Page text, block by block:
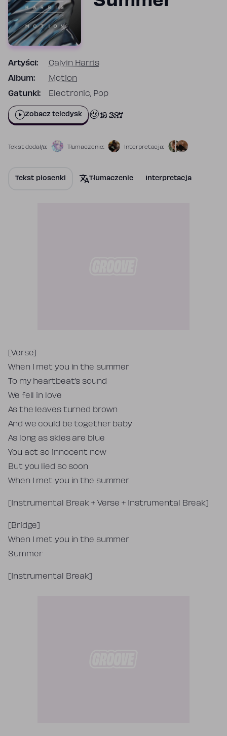
Artyści: Calvin Harris
Album: Motion
Gatunki: Electronic, Pop
Zobacz teledysk 19 327
Tekst dodał/a: Tłumaczenie: Interpretacja:
Tekst piosenki Tłumaczenie Interpretacja
Tekst piosenki
[Verse]
When I met you in the summer
To my heartbeat’s sound
We fell in love
As the leaves turned brown
And we could be together baby
As long as skies are blue
You act so innocent now
But you lied so soon
When I met you in the summer
[Instrumental Break + Verse + Instrumental Break]
[Bridge]
When I met you in the summer
Summer
[Instrumental Break]